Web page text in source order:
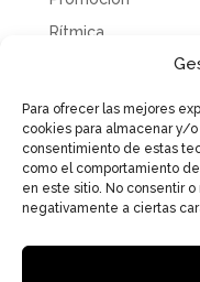
Para ofrecer las mejores
cookies para almacenar y/
consentimiento de estas
como el comportamiento
en este sitio. No consentir
negativamente a ciertas
Rítmica
Solidaridad
Tecnificación
Uncategorized